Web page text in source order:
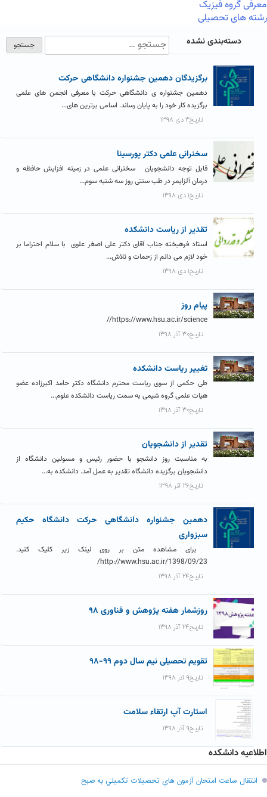
معرفی گروه فیزیک
رشته های تحصیلی
دسته‌بندی نشده
برگزیدگان دهمین جشنواره دانشگاهی حرکت
دهمین جشنواره ی دانشگاهی حرکت با معرفی انجمن های علمی
برگزیده کار خود را به پایان رساند. اسامی برترین های...
تاریخ۳ دی ۱۳۹۸
سخنرانی علمی دکتر پورسینا
قابل توجه دانشجویان سخنرانی علمی در زمینه افزایش حافظه و
درمان آلزایمر در طب سنتی روز سه شنبه سوم...
تاریخ۱ دی ۱۳۹۸
تقدیر از ریاست دانشکده
استاد فرهیخته جناب آقای دکتر علی اصغر علوی با سلام احتراما بر
خود لازم می دانم از زحمات و تلاش...
تاریخ۱ دی ۱۳۹۸
پیام روز
https://www.hsu.ac.ir/science//
تاریخ۳۰ آذر ۱۳۹۸
تغییر ریاست دانشکده
طی حکمی از سوی ریاست محترم دانشگاه دکتر حامد اکبرزاده عضو
هیات علمی گروه شیمی به سمت ریاست دانشکده علوم...
تاریخ۳۰ آذر ۱۳۹۸
تقدیر از دانشجویان
به مناسبت روز دانشجو با حضور رئیس و مسولین دانشگاه از
دانشجویان برگزیده دانشگاه تقدیر به عمل آمد. دانشکده به...
تاریخ۲۶ آذر ۱۳۹۸
دهمین جشنواره دانشگاهی حرکت دانشگاه حکیم
سبزواری
برای مشاهده متن بر روی لینک زیر کلیک کنید.
http://www.hsu.ac.ir/1398/09/23/
تاریخ۲۴ آذر ۱۳۹۸
روزشمار هفته پژوهش و فناوری ۹۸
تاریخ۲۴ آذر ۱۳۹۸
تقویم تحصیلی نیم سال دوم ۹۹-۹۸
تاریخ۹ آذر ۱۳۹۸
استارت آپ ارتقاء سلامت
تاریخ۹ آذر ۱۳۹۸
اطلاعیه دانشکده
انتقال ساعت امتحان آزمون هاي تحصيلات تکميلي به صبح